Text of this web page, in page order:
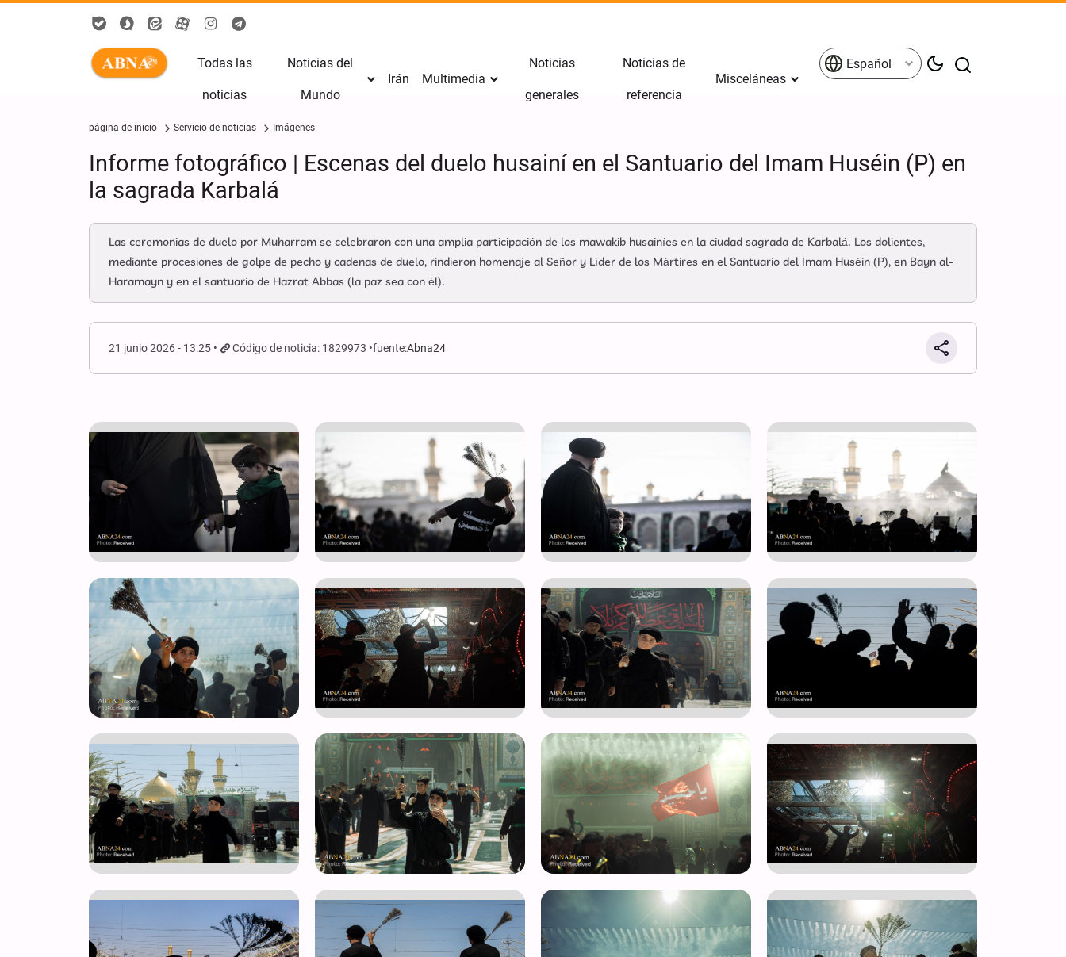
Todas las
noticias
Noticias del
Mundo
Irán Multimedia
Noticias
generales
Noticias de
referencia
Misceláneas
Español
página de inicio Servicio de noticias Imágenes
Informe fotográfico | Escenas del duelo husainí en el Santuario del Imam Huséin (P) en
la sagrada Karbalá
Las ceremonias de duelo por Muharram se celebraron con una amplia participación de los mawakib husainíes en la ciudad sagrada de Karbalá. Los dolientes,
mediante procesiones de golpe de pecho y cadenas de duelo, rindieron homenaje al Señor y Líder de los Mártires en el Santuario del Imam Huséin (P), en Bayn al-
Haramayn y en el santuario de Hazrat Abbas (la paz sea con él).
21 junio 2026 - 13:25 Código de noticia: 1829973 fuente:Abna24